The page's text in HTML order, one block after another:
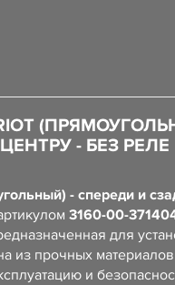
- БЕЗ РЕЛЕ
- спереди и
3160-00-
для
из прочных
и